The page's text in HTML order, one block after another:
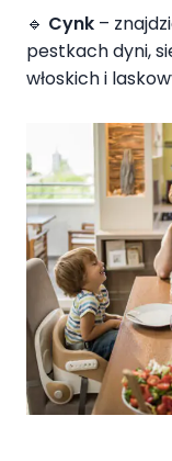
🔹 Cynk –
pestkach dyni,
włoskich i